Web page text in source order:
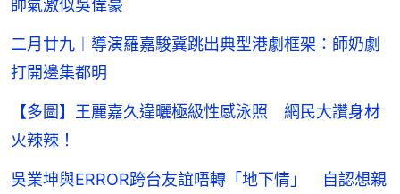
帥氣激似吳偉豪
二月廿九︱導演羅嘉駿冀跳出典型港劇框架：師奶劇
打開邊集都明
【多圖】王麗嘉久違曬極級性感泳照 網民大讚身材
火辣辣！
吳業坤與ERROR跨台友誼唔轉「地下情」 自認想親